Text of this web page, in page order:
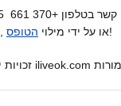
661 08215, בכתב לכתובת
, או על ידי מילוי הטופס !